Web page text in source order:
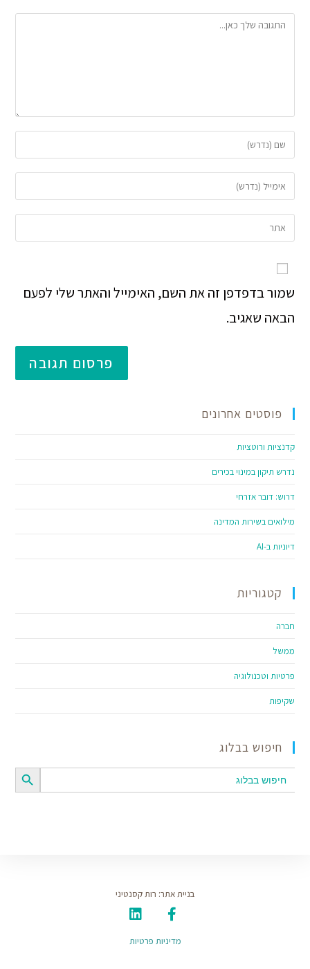
שמור בדפדפן זה את השם, האימייל והאתר שלי לפעם
הבאה שאגיב.
פוסטים אחרונים
קדנציות ורוטציות
נדרש תיקון במינוי בכירים
דרוש: דובר אזרחי
מילואים בשירות המדינה
דיוניות ב-AI
קטגוריות
חברה
ממשל
פרטיות וטכנולוגיה
שקיפות
חיפוש בבלוג
Search
for:
SEARCH BUTTON
בניית אתר: רות קסנטיני
מדיניות פרטיות